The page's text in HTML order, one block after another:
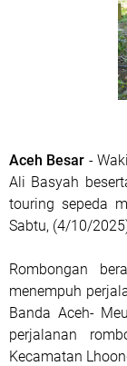
Aceh Besar -
Ali Basyah
touring sepeda
Sabtu, (4/10/
Rombongan
menempuh
Banda Aceh-
perjalanan
Kecamatan